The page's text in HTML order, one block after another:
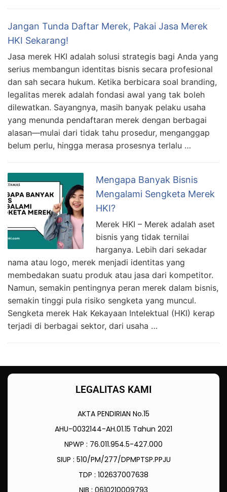
Jangan Tunda Daftar Merek, Pakai Jasa Merek
HKI Sekarang!
Jasa merek HKI adalah solusi strategis bagi Anda yang
serius membangun identitas bisnis secara profesional
dan sah secara hukum. Ketika berbicara soal branding,
legalitas merek adalah fondasi awal yang tak boleh
dilewatkan. Sayangnya, masih banyak pelaku usaha
yang menunda pendaftaran merek dengan berbagai
alasan—mulai dari tidak tahu prosedur, menganggap
belum perlu, hingga merasa prosesnya terlalu …
Mengapa Banyak Bisnis
Mengalami Sengketa Merek
HKI?
Merek HKI – Merek adalah aset
bisnis yang tidak ternilai
harganya. Lebih dari sekadar
nama atau logo, merek menjadi identitas yang
membedakan suatu produk atau jasa dari kompetitor.
Namun, semakin pentingnya peran merek dalam bisnis,
semakin tinggi pula risiko sengketa yang muncul.
Sengketa merek Hak Kekayaan Intelektual (HKI) kerap
terjadi di berbagai sektor, dari usaha …
LEGALITAS KAMI
AKTA PENDIRIAN No.15
AHU-0032144-AH.01.15 Tahun 2021
NPWP : 76.011.954.5-427.000
SIUP : 510/PM/277/DPMPTSP.PPJU
TDP : 102637007638